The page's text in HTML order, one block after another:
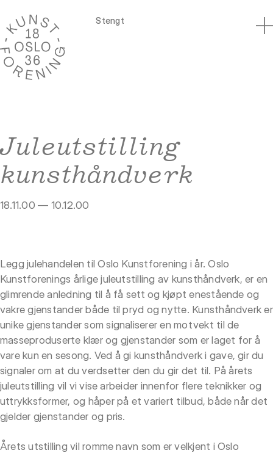
Stengt
Juleutstilling
kunsthåndverk
18.11.00 — 10.12.00
Legg julehandelen til Oslo Kunstforening i år. Oslo
Kunstforenings årlige juleutstilling av kunsthåndverk, er en
glimrende anledning til å få sett og kjøpt enestående og
vakre gjenstander både til pryd og nytte. Kunsthåndverk er
unike gjenstander som signaliserer en motvekt til de
masseproduserte klær og gjenstander som er laget for å
vare kun en sesong. Ved å gi kunsthåndverk i gave, gir du
signaler om at du verdsetter den du gir det til. På årets
juleutstilling vil vi vise arbeider innenfor flere teknikker og
uttrykksformer, og håper på et variert tilbud, både når det
gjelder gjenstander og pris.
Årets utstilling vil romme navn som er velkjent i Oslo